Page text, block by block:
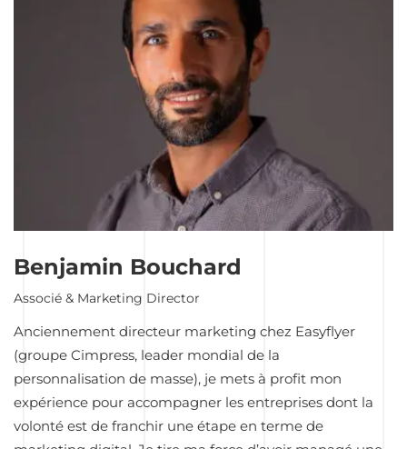
Benjamin Bouchard
Associé & Marketing Director
Anciennement directeur marketing chez Easyflyer
(groupe Cimpress, leader mondial de la
personnalisation de masse), je mets à profit mon
expérience pour accompagner les entreprises dont la
volonté est de franchir une étape en terme de